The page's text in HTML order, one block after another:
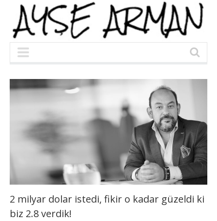
2 milyar dolar istedi, fikir o kadar güzeldi ki
biz 2.8 verdik!